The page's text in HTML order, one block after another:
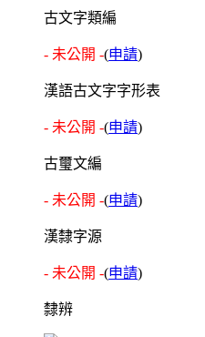
古文字類編
- 未公開 -(申請)
漢語古文字字形表
- 未公開 -(申請)
古璽文編
- 未公開 -(申請)
漢隸字源
- 未公開 -(申請)
隸辨